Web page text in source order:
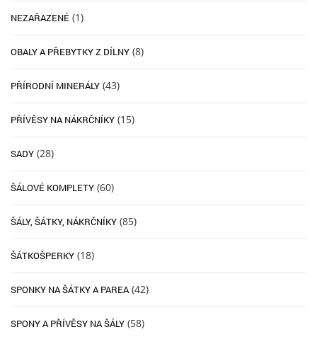
NEZAŘAZENÉ (1)
OBALY A PŘEBYTKY Z DÍLNY (8)
PŘÍRODNÍ MINERÁLY (43)
PŘÍVĚSY NA NÁKRČNÍKY (15)
SADY (28)
ŠÁLOVÉ KOMPLETY (60)
ŠÁLY, ŠÁTKY, NÁKRČNÍKY (85)
ŠÁTKOŠPERKY (18)
SPONKY NA ŠÁTKY A PAREA (42)
SPONY A PŘÍVĚSY NA ŠÁLY (58)